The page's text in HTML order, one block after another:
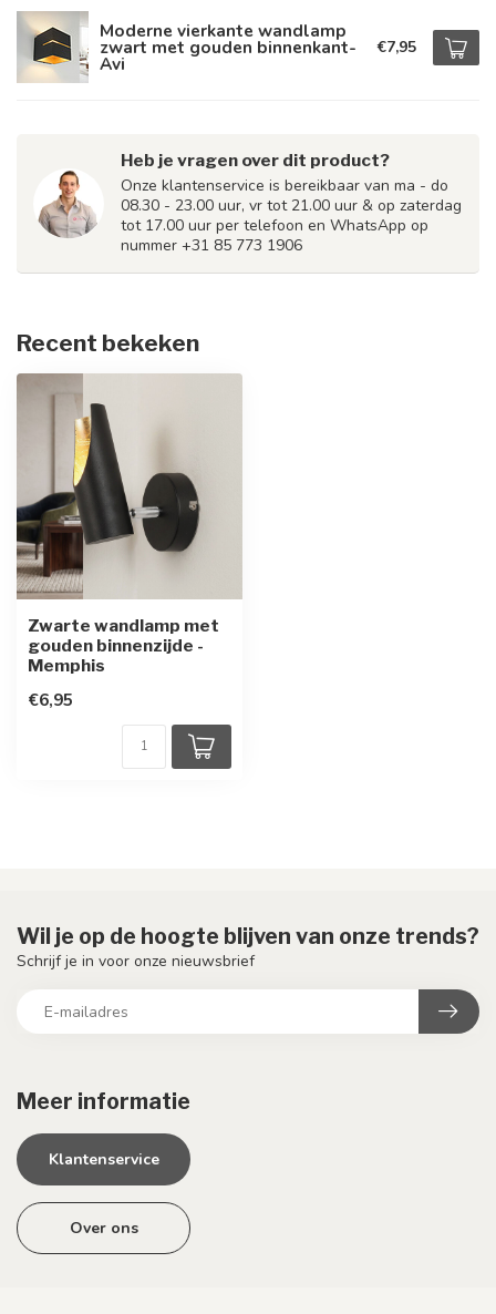
Moderne vierkante wandlamp
zwart met gouden binnenkant-
Avi
€7,95
Heb je vragen over dit product?
Onze klantenservice is bereikbaar van ma - do
08.30 - 23.00 uur, vr tot 21.00 uur & op zaterdag
tot 17.00 uur per telefoon en WhatsApp op
nummer +31 85 773 1906
Recent bekeken
Zwarte wandlamp met
gouden binnenzijde -
Memphis
€6,95
Meer informatie
Klantenservice
Over ons
Wil je op de hoogte blijven van onze trends?
Schrijf je in voor onze nieuwsbrief